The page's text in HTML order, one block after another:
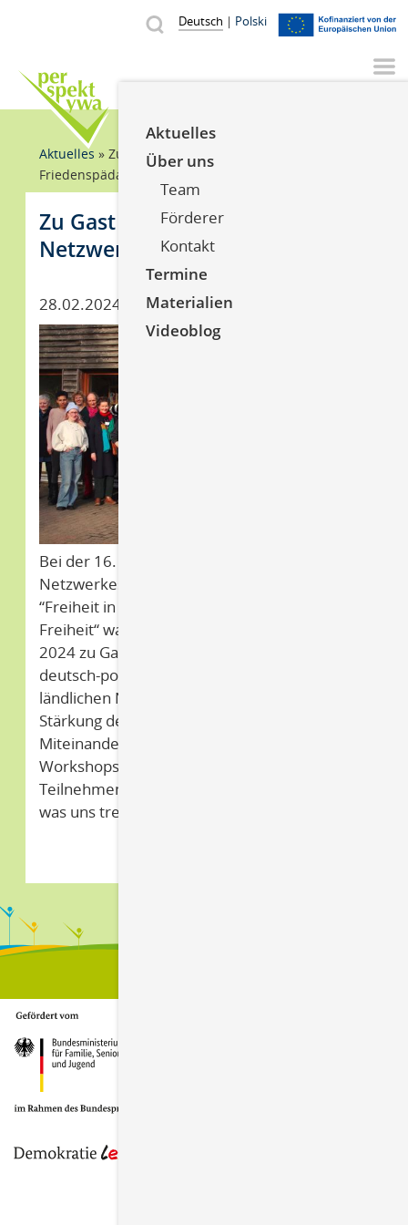
Od
Aktuelles
Über uns
Team
Förderer
Kontakt
Termine
Materialien
Videoblog
Suche
Suche
Deutsch Polski
Pfadnavigation
Aktuelles
Zu Gast beim Norddeutschen Netzwerk
Friedenspädagogik
Zu Gast beim Norddeutschen
Netzwerk Friedenspädagogik
Datum
28.02.2024
Bei der 16. Tagung des Norddeutschen
Netzwerkes Friedenspädagogik zum Thema
“Freiheit in Verantwortung – Verantwortung in
Freiheit“ war perspektywa am 23. Februar
2024 zu Gast in Salem, um Ansätze aus der
deutsch-polnischen Projektarbeit im
ländlichen Nordosten Deutschlands zur
Stärkung des nachbarschaftlichen
Miteinanders zu teilen. Im Rahmen eines
Workshops erarbeiteten wir mit den
Teilnehmenden, wie wir verbinden können,
was uns trennt.